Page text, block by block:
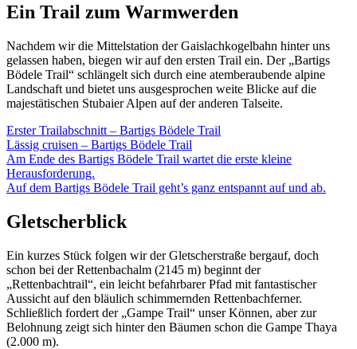
Ein Trail zum Warmwerden
Nachdem wir die Mittelstation der Gaislachkogelbahn hinter uns
gelassen haben, biegen wir auf den ersten Trail ein. Der „Bartigs
Bödele Trail“ schlängelt sich durch eine atemberaubende alpine
Landschaft und bietet uns ausgesprochen weite Blicke auf die
majestätischen Stubaier Alpen auf der anderen Talseite.
Erster Trailabschnitt – Bartigs Bödele Trail
Lässig cruisen – Bartigs Bödele Trail
Am Ende des Bartigs Bödele Trail wartet die erste kleine
Herausforderung.
Auf dem Bartigs Bödele Trail geht’s ganz entspannt auf und ab.
Gletscherblick
Ein kurzes Stück folgen wir der Gletscherstraße bergauf, doch
schon bei der Rettenbachalm (2145 m) beginnt der
„Rettenbachtrail“, ein leicht befahrbarer Pfad mit fantastischer
Aussicht auf den bläulich schimmernden Rettenbachferner.
Schließlich fordert der „Gampe Trail“ unser Können, aber zur
Belohnung zeigt sich hinter den Bäumen schon die Gampe Thaya
(2.000 m).